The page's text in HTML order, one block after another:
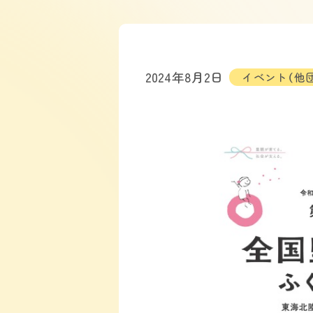
2024年8月2日 イベント（他